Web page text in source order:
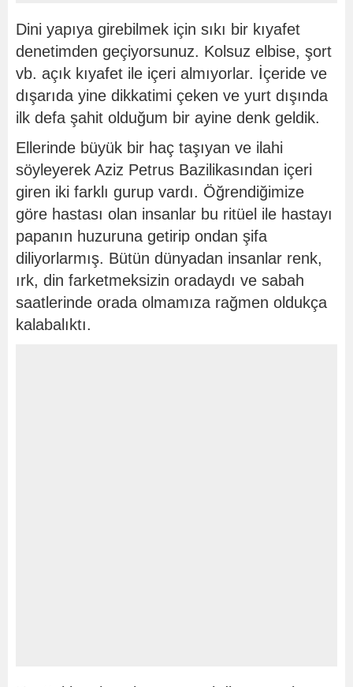
Dini yapıya girebilmek için sıkı bir kıyafet
denetimden geçiyorsunuz. Kolsuz elbise, şort
vb. açık kıyafet ile içeri almıyorlar. İçeride ve
dışarıda yine dikkatimi çeken ve yurt dışında
ilk defa şahit olduğum bir ayine denk geldik.
Ellerinde büyük bir haç taşıyan ve ilahi
söyleyerek Aziz Petrus Bazilikasından içeri
giren iki farklı gurup vardı. Öğrendiğimize
göre hastası olan insanlar bu ritüel ile hastayı
papanın huzuruna getirip ondan şifa
diliyorlarmış. Bütün dünyadan insanlar renk,
ırk, din farketmeksizin oradaydı ve sabah
saatlerinde orada olmamıza rağmen oldukça
kalabalıktı.